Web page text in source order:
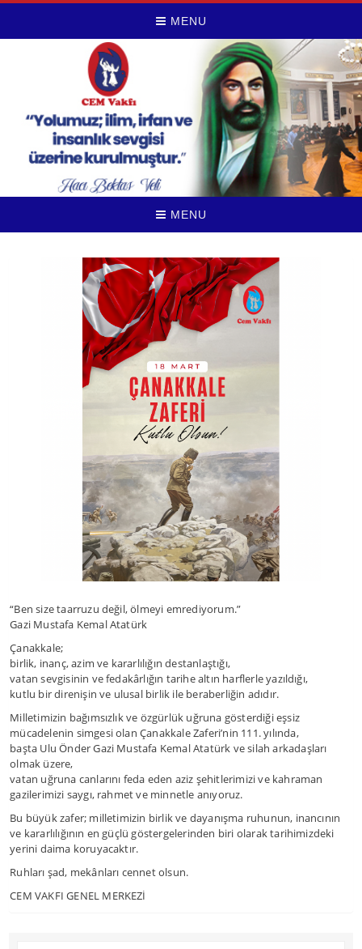
MENU
MENU
“Ben size taarruzu değil, ölmeyi emrediyorum.”
Gazi Mustafa Kemal Atatürk
Çanakkale;
birlik, inanç, azim ve kararlılığın destanlaştığı,
vatan sevgisinin ve fedakârlığın tarihe altın harflerle yazıldığı,
kutlu bir direnişin ve ulusal birlik ile beraberliğin adıdır.
Milletimizin bağımsızlık ve özgürlük uğruna gösterdiği eşsiz
mücadelenin simgesi olan Çanakkale Zaferi’nin 111. yılında,
başta Ulu Önder Gazi Mustafa Kemal Atatürk ve silah arkadaşları
olmak üzere,
vatan uğruna canlarını feda eden aziz şehitlerimizi ve kahraman
gazilerimizi saygı, rahmet ve minnetle anıyoruz.
Bu büyük zafer; milletimizin birlik ve dayanışma ruhunun, inancının
ve kararlılığının en güçlü göstergelerinden biri olarak tarihimizdeki
yerini daima koruyacaktır.
Ruhları şad, mekânları cennet olsun.
CEM VAKFI GENEL MERKEZİ